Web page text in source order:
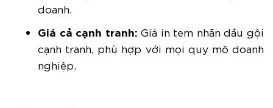
doanh.
Giá cả cạnh tranh: Giá in tem nhãn dầu gội
cạnh tranh, phù hợp với mọi quy mô doanh
nghiệp.